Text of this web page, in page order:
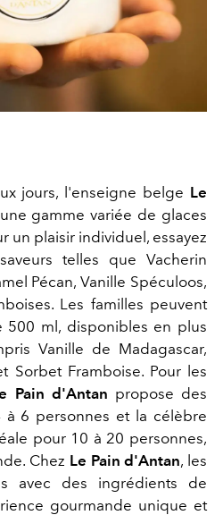
jours, l'enseigne belge Le
gamme variée de glaces
un plaisir individuel, essayez
telles que Vacherin
Pécan, Vanille Spéculoos,
Les familles peuvent
ml, disponibles en plus
Vanille de Madagascar,
Sorbet Framboise. Pour les
Pain d'Antan propose des
à 6 personnes et la célèbre
pour 10 à 20 personnes,
Chez Le Pain d'Antan, les
avec des ingrédients de
gourmande unique et